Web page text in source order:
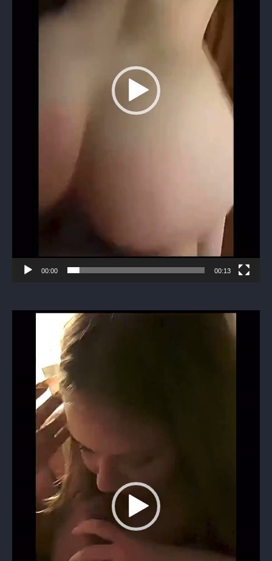
00:00 00:13
Видеоплеер